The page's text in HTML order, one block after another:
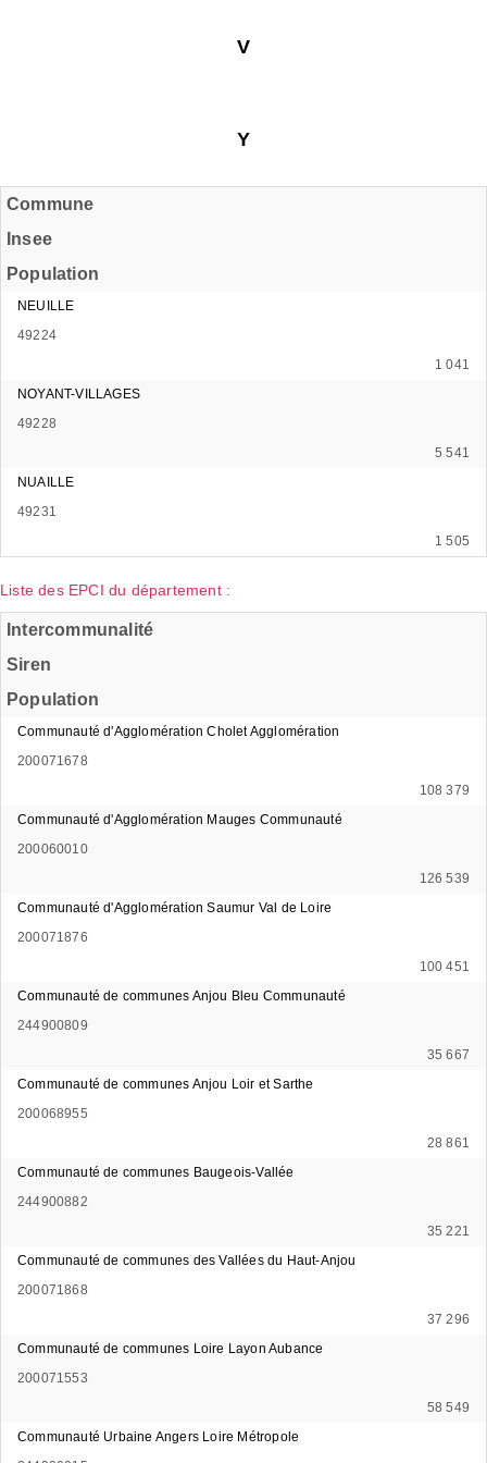
V
Y
Commune
Insee
Population
NEUILLE
49224
1 041
NOYANT-VILLAGES
49228
5 541
NUAILLE
49231
1 505
Liste des EPCI du département :
Intercommunalité
Siren
Population
Communauté d'Agglomération Cholet Agglomération
200071678
108 379
Communauté d'Agglomération Mauges Communauté
200060010
126 539
Communauté d'Agglomération Saumur Val de Loire
200071876
100 451
Communauté de communes Anjou Bleu Communauté
244900809
35 667
Communauté de communes Anjou Loir et Sarthe
200068955
28 861
Communauté de communes Baugeois-Vallée
244900882
35 221
Communauté de communes des Vallées du Haut-Anjou
200071868
37 296
Communauté de communes Loire Layon Aubance
200071553
58 549
Communauté Urbaine Angers Loire Métropole